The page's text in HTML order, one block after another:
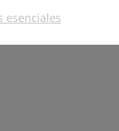
esenciales